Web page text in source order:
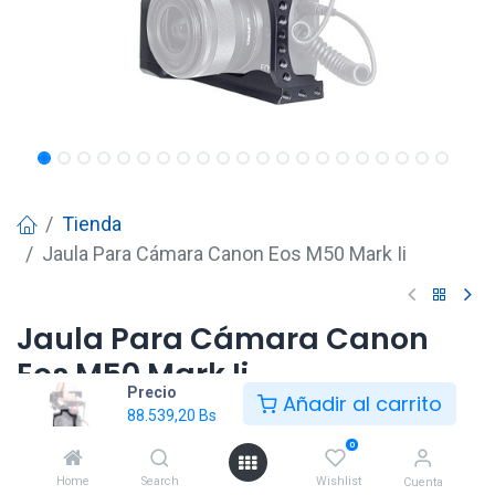
Precio
88.539,20 Bs Añadir al carrito
Home Search
0
Wishlist Cuenta
Tienda
Jaula Para Cámara Canon Eos M50 Mark Ii
Jaula Para Cámara Canon
Eos M50 Mark Ii
88.539,20Bs